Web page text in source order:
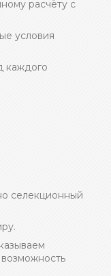
расчёту с
условия
каждого
селекционный